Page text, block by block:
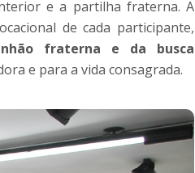
e a partilha fraterna. A
de cada participante,
fraterna e da busca
e para a vida consagrada.